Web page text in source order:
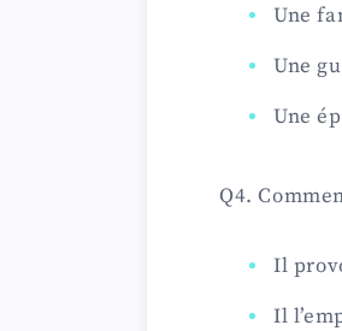
Une
Une
Une
Q4.
Il
Il